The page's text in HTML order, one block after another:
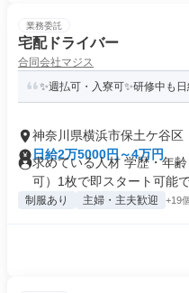
業務委託
宅配ドライバー
合同会社マジス
✨週払可・入寮可✨研修中も
神奈川県横浜市保土ケ谷区
日給2万5000円～4万円
求めている人材 学歴・年
可）1枚で即スタート可能で
制服あり 主婦・主夫歓迎 +19